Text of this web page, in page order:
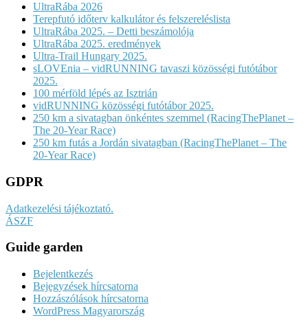
UltraRába 2026
Terepfutó időterv kalkulátor és felszereléslista
UltraRába 2025. – Detti beszámolója
UltraRába 2025. eredmények
Ultra-Trail Hungary 2025.
sLOVEnia – vidRUNNING tavaszi közösségi futótábor
2025.
100 mérföld lépés az Isztrián
vidRUNNING közösségi futótábor 2025.
250 km a sivatagban önkéntes szemmel (RacingThePlanet –
The 20-Year Race)
250 km futás a Jordán sivatagban (RacingThePlanet – The
20-Year Race)
GDPR
Adatkezelési tájékoztató.
ÁSZF
Guide garden
Bejelentkezés
Bejegyzések hírcsatorna
Hozzászólások hírcsatorna
WordPress Magyarország